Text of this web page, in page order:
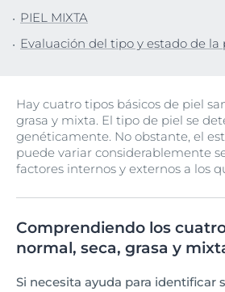
PIEL MIXTA
Evaluación del tipo y estado de la
Hay cuatro tipos básicos de piel
grasa y mixta. El tipo de piel se
genéticamente. No obstante, el
puede variar considerablemente
factores internos y externos a los
Comprendiendo los
normal, seca, grasa y
Si necesita ayuda para identificar